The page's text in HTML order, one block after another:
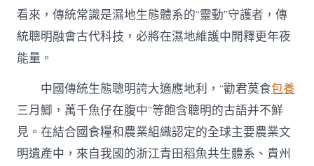
看來，傳統常識是濕地生態體系的“靈動”守護者，傳
統聰明融會古代科技，必將在濕地維護中開釋更年夜
能量。
中國傳統生態聰明誇大適應地利，“勸君莫食包養
三月鯽，萬千魚仔在腹中”等飽含聰明的古語并不鮮
見。在結合國食糧和農業組織認定的全球主要農業文
明遺產中，來自我國的浙江青田稻魚共生體系、貴州